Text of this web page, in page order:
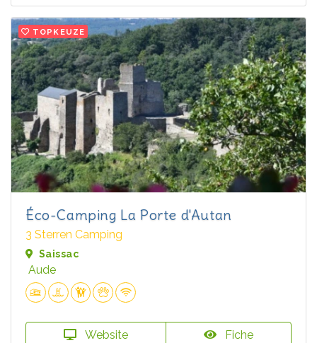
TOPKEUZE
Éco-Camping La Porte d'Autan
3 Sterren Camping
Saissac
Aude
Website Fiche